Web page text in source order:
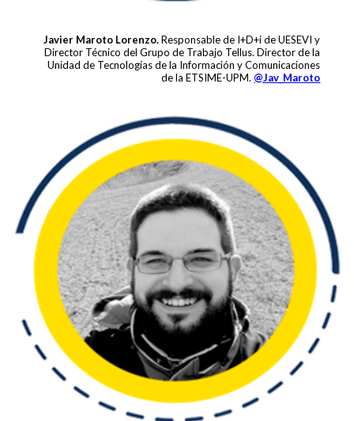
Javier Maroto Lorenzo.Responsable de I+D+i de UESEVI y
Director Técnico del Grupo de Trabajo Tellus. Director de la
Unidad de Tecnologías de la Información y Comunicaciones
de la ETSIME-UPM. @Jav_Maroto